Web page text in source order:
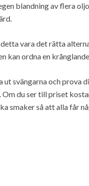
blandning av flera
vara det rätta
kan ordna en
svängarna och prova
du ser till priset
smaker så att alla får